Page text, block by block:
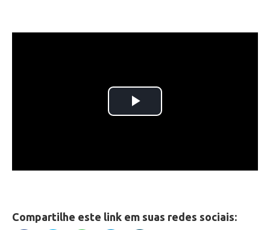
Compartilhe este link em suas redes sociais: